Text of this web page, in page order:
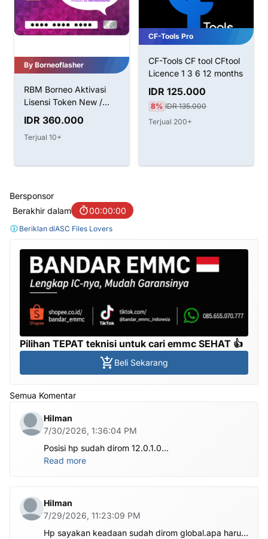
By Borneoflasher
RBM Borneo Aktivasi
Lisensi Token New /
Renew
IDR 360.000
Terjual 10+
CF-Tools Pro
CF-Tools CF tool CFtool
Licence 1 3 6 12 months
IDR 125.000
8% IDR 135.000
Terjual 200+
Bersponsor
Berakhir dalam
00:00:00
Beriklan diASC Files Lovers
Pilihan TEPAT teknisi untuk cari emmc SEHAT 👍
Beli Sekarang
Semua Komentar
Hilman
7/30/2026, 1:36:04 PM
Posisi hp sudah dirom 12.0.1.0
.habis ubl apa perlu flash Rom lagi om.tolong om
Read more
Hilman
7/29/2026, 11:23:09 PM
Hp sayakan keadaan sudah dirom global.apa harus